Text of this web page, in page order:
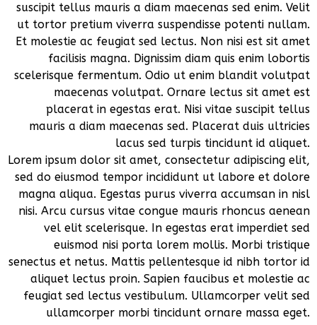
suscipit tellus mauris a diam maecenas sed enim. Velit
ut tortor pretium viverra suspendisse potenti nullam.
Et molestie ac feugiat sed lectus. Non nisi est sit amet
facilisis magna. Dignissim diam quis enim lobortis
scelerisque fermentum. Odio ut enim blandit volutpat
maecenas volutpat. Ornare lectus sit amet est
placerat in egestas erat. Nisi vitae suscipit tellus
mauris a diam maecenas sed. Placerat duis ultricies
lacus sed turpis tincidunt id aliquet.
Lorem ipsum dolor sit amet, consectetur adipiscing elit,
sed do eiusmod tempor incididunt ut labore et dolore
magna aliqua. Egestas purus viverra accumsan in nisl
nisi. Arcu cursus vitae congue mauris rhoncus aenean
vel elit scelerisque. In egestas erat imperdiet sed
euismod nisi porta lorem mollis. Morbi tristique
senectus et netus. Mattis pellentesque id nibh tortor id
aliquet lectus proin. Sapien faucibus et molestie ac
feugiat sed lectus vestibulum. Ullamcorper velit sed
ullamcorper morbi tincidunt ornare massa eget.